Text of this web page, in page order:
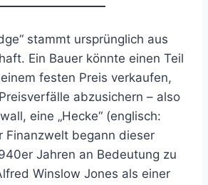
stammt ursprünglich aus
Ein Bauer könnte einen Teil
festen Preis verkaufen,
abzusichern – also
eine „Hecke“ (englisch:
Finanzwelt begann dieser
Jahren an Bedeutung zu
Winslow Jones als einer